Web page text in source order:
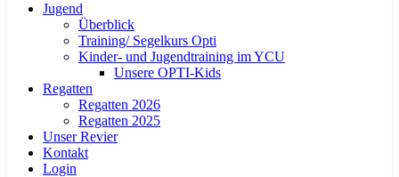
Jugend
Überblick
Training/ Segelkurs Opti
Kinder- und Jugendtraining im YCU
Unsere OPTI-Kids
Regatten
Regatten 2026
Regatten 2025
Unser Revier
Kontakt
Login